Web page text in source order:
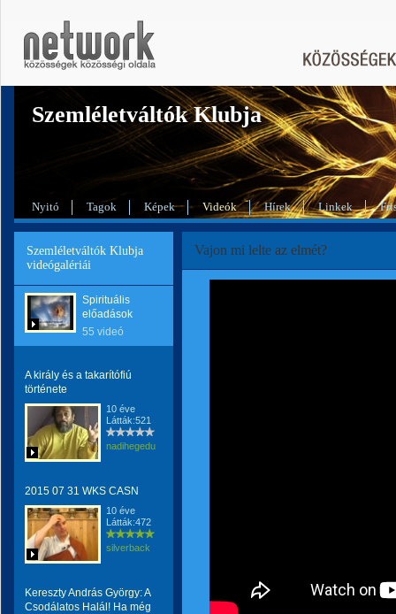
Szemléletváltók Klubja
Nyitó Tagok Képek Videók Hírek Linkek
Szemléletváltók Klubja
videógalériái
Spirituális
előadások
55 videó
A király és a takarítófiú
története
10 éve
Látták:521
nadihegedu
2015 07 31 WKS CASN
10 éve
Látták:472
silverback
Kereszty András György: A
Csodálatos Halál! Ha még
Vajon mi lelte az elmét?